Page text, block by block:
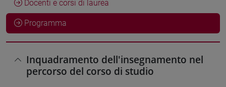
Docenti e corsi di laurea
Programma
Inquadramento dell'insegnamento nel
percorso del corso di studio